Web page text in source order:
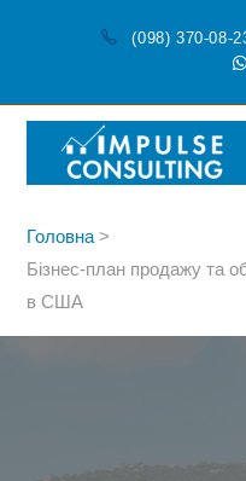
(098) 370-08-
Головна >
Бізнес-план продажу та
в США